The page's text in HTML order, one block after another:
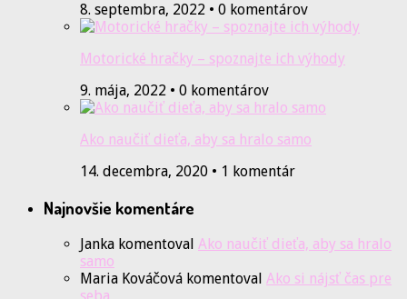
8. septembra, 2022 • 0 komentárov
Motorické hračky – spoznajte ich výhody
9. mája, 2022 • 0 komentárov
Ako naučiť dieťa, aby sa hralo samo
14. decembra, 2020 • 1 komentár
Najnovšie komentáre
Janka komentoval Ako naučiť dieťa, aby sa hralo
samo
Maria Kováčová komentoval Ako si nájsť čas pre